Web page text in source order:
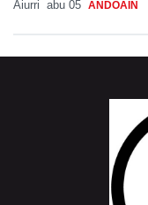
Aiurri abu 05 ANDOAIN